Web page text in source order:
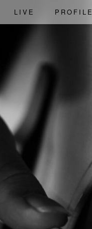
LIVE PROFILE